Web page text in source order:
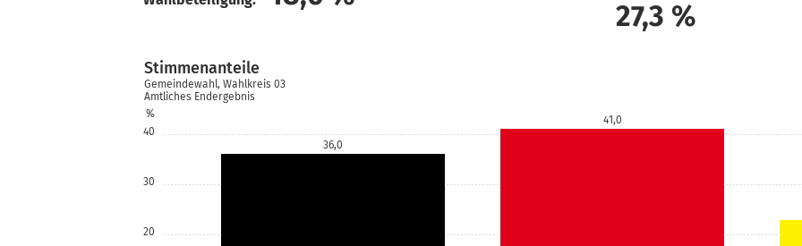
27,3 %
20
30
40
%
36,0
41,0
Stimmenanteile
Gemeindewahl, Wahlkreis 03
Amtliches Endergebnis